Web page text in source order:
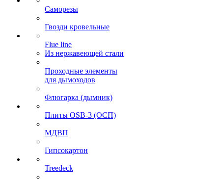
Саморезы
Гвозди кровельные
Flue line
Из нержавеющей стали
Проходные элементы
для дымоходов
Флюгарка (дымник)
Плиты OSB-3 (ОСП)
МДВП
Гипсокартон
Treedeck